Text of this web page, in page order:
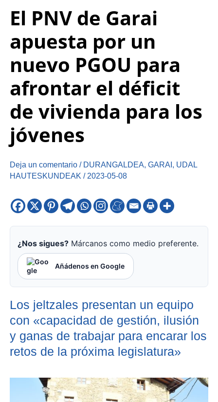
El PNV de Garai
apuesta por un
nuevo PGOU para
afrontar el déficit
de vivienda para los
jóvenes
Deja un comentario / DURANGALDEA, GARAI, UDAL
HAUTESKUNDEAK / 2023-05-08
¿Nos sigues? Márcanos como medio preferente.
Añádenos en Google
Los jeltzales presentan un equipo
con «capacidad de gestión, ilusión
y ganas de trabajar para encarar los
retos de la próxima legislatura»